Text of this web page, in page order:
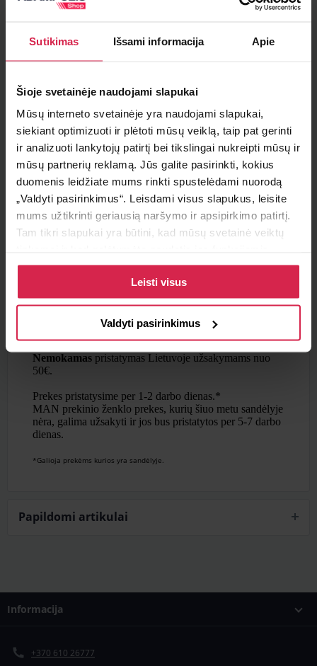
Sutikimas Išsami informacija Apie
Šioje svetainėje naudojami slapukai
Mūsų interneto svetainėje yra naudojami slapukai,
siekiant optimizuoti ir plėtoti mūsų veiklą, taip pat gerinti
ir analizuoti lankytojų patirtį bei tikslingai nukreipti mūsų ir
mūsų partnerių reklamą. Jūs galite pasirinkti, kokius
duomenis leidžiate mums rinkti spustelėdami nuorodą
„Valdyti pasirinkimus“. Leisdami visus slapukus, leisite
mums užtikrinti geriausią naršymo ir apsipirkimo patirtį.
Tam tikri slapukai yra būtini, kad mūsų svetainė veiktų
Daugiau informacijos apie slapukus ir kaip mes juos
naudojame galite rasti mūsų slapukų politikoje, taip pat
https://www.allaboutcookies.org/
Leisti visus
Valdyti pasirinkimus
Minimalus pirkimo kiekis 1vnt.
Pakuotės informacija 1 vnt.
Teirautis apie prekę
Radai pigiau ?
Pristatymo sąlygos
Paruoštus užsakymus galite atsiimti pasirinktame
padalinyje nemokamai.
Pristatymas pasirinktu adresu
Nemokamas pristatymas Lietuvoje užsakymams nuo
50€.
Prekes pristatysime per 1-2 darbo dienas.*
MAN prekinio ženklo prekes, kurių šiuo metu sandėlyje
nėra, galima užsakyti ir jos bus pristatytos per 5-7 darbo
dienas.
*Galioja prekėms kurios yra sandėlyje.
Papildomi artikulai
Informacija
+370 610 26777